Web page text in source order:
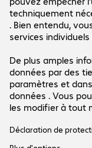
Newsletter
Facebook
LinkedIn
Notre offre
clients
Les prix se
vigueur.
Mentions légales